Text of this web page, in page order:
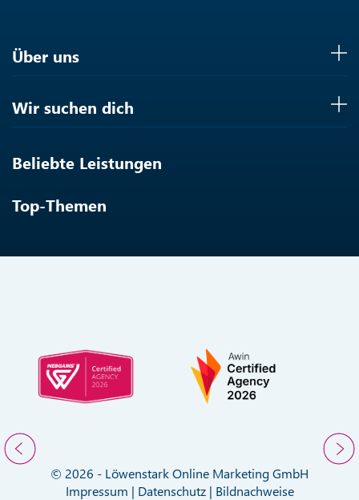
Über uns
Wir suchen dich
Beliebte Leistungen
Top-Themen
© 2026 - Löwenstark Online Marketing GmbH
Impressum | Datenschutz| Bildnachweise